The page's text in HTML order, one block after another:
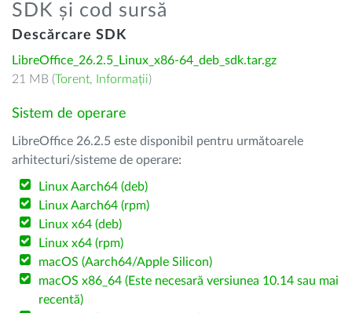
SDK și cod sursă
Descărcare SDK
LibreOffice_26.2.5_Linux_x86-64_deb_sdk.tar.gz
21 MB (Torent, Informații)
Sistem de operare
LibreOffice 26.2.5 este disponibil pentru următoarele
arhitecturi/sisteme de operare:
Linux Aarch64 (deb)
Linux Aarch64 (rpm)
Linux x64 (deb)
Linux x64 (rpm)
macOS (Aarch64/Apple Silicon)
macOS x86_64 (Este necesară versiunea 10.14 sau mai
recentă)